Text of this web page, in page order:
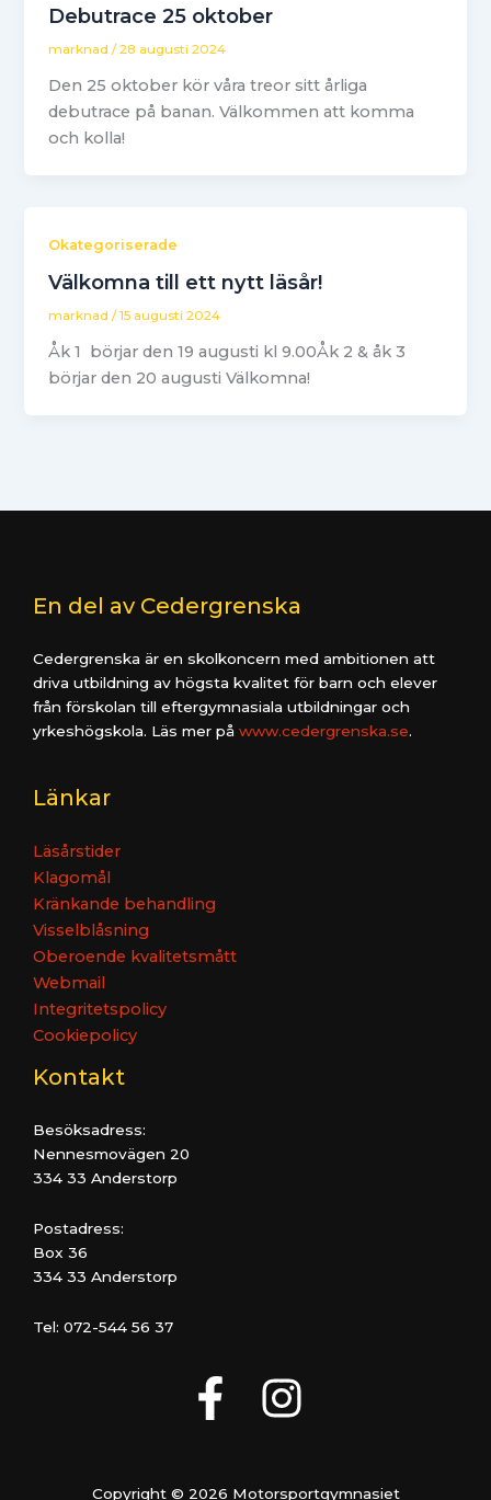
Debutrace 25 oktober
marknad/28 augusti 2024
Den 25 oktober kör våra treor sitt årliga
debutrace på banan. Välkommen att komma
och kolla!
Okategoriserade
Välkomna till ett nytt läsår!
marknad/15 augusti 2024
Åk 1 börjar den 19 augusti kl 9.00Åk 2 & åk 3
börjar den 20 augusti Välkomna!
En del av Cedergrenska
Cedergrenska är en skolkoncern med ambitionen att
driva utbildning av högsta kvalitet för barn och elever
från förskolan till eftergymnasiala utbildningar och
yrkeshögskola. Läs mer på www.cedergrenska.se.
Länkar
Läsårstider
Klagomål
Kränkande behandling
Visselblåsning
Oberoende kvalitetsmått
Webmail
Integritetspolicy
Cookiepolicy
Kontakt
Besöksadress:
Nennesmovägen 20
334 33 Anderstorp
Postadress:
Box 36
334 33 Anderstorp
Tel: 072-544 56 37
Copyright © 2026 Motorsportgymnasiet